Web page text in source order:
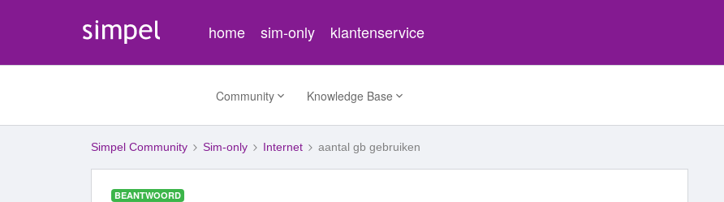
home sim-only klantenservice
Community Knowledge Base
Simpel Community Sim-only Internet aantal gb gebruiken
BEANTWOORD